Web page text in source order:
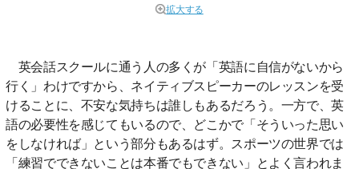
拡大する
英会話スクールに通う人の多くが「英語に自信がないから
行く」わけですから、ネイティブスピーカーのレッスンを受
けることに、不安な気持ちは誰しもあるだろう。一方で、英
語の必要性を感じてもいるので、どこかで「そういった思い
をしなければ」という部分もあるはず。スポーツの世界では
「練習でできないことは本番でもできない」とよく言われま